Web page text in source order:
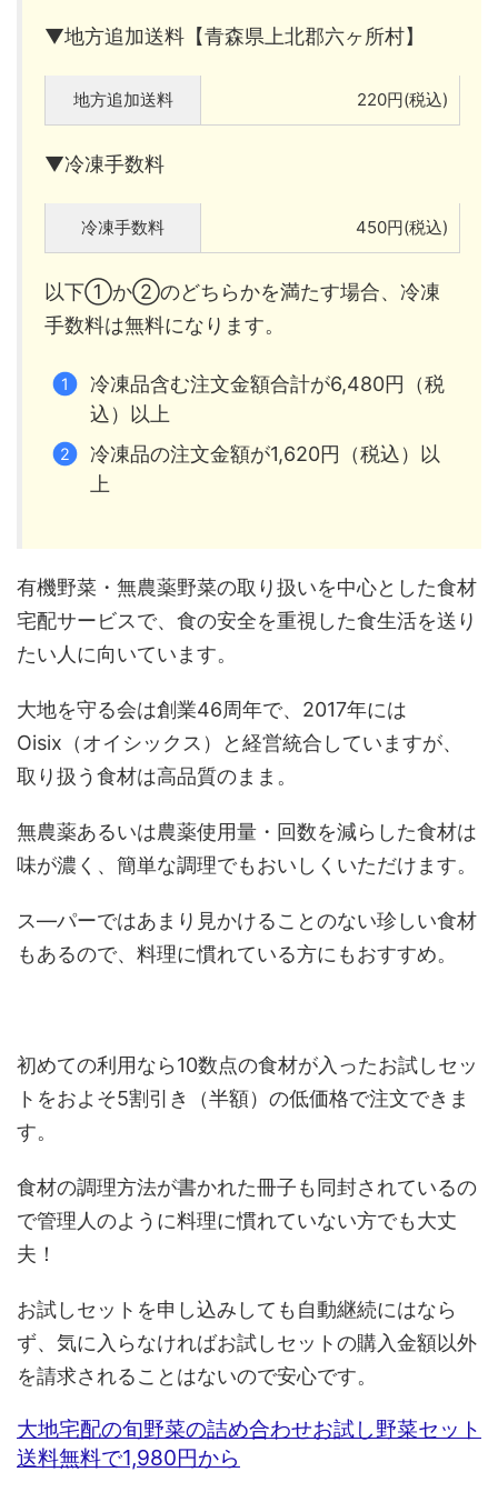
▼地方追加送料【青森県上北郡六ヶ所村】
地方追加送料 220円(税込)
▼冷凍手数料
冷凍手数料 450円(税込)
以下①か②のどちらかを満たす場合、冷凍
手数料は無料になります。
冷凍品含む注文金額合計が6,480円（税
込）以上
冷凍品の注文金額が1,620円（税込）以
上
有機野菜・無農薬野菜の取り扱いを中心とした食材
宅配サービスで、食の安全を重視した食生活を送り
たい人に向いています。
大地を守る会は創業46周年で、2017年には
Oisix（オイシックス）と経営統合していますが、
取り扱う食材は高品質のまま。
無農薬あるいは農薬使用量・回数を減らした食材は
味が濃く、簡単な調理でもおいしくいただけます。
ス―パーではあまり見かけることのない珍しい食材
もあるので、料理に慣れている方にもおすすめ。
初めての利用なら10数点の食材が入ったお試しセッ
トをおよそ5割引き（半額）の低価格で注文できま
す。
食材の調理方法が書かれた冊子も同封されているの
で管理人のように料理に慣れていない方でも大丈
夫！
お試しセットを申し込みしても自動継続にはなら
ず、気に入らなければお試しセットの購入金額以外
を請求されることはないので安心です。
大地宅配の旬野菜の詰め合わせお試し野菜セット
送料無料で1,980円から